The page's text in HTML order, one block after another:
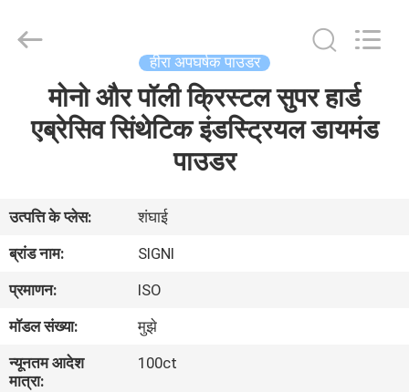
हमारे
बारे
में
कारखाना
भ्रमण
आपूर्तिकर्ता.
Copyright
cuttinggrindingwheel.com.
Reserved.
हीरा अपघर्षक पाउडर
मोनो और पॉली क्रिस्टल सुपर हार्ड
एब्रेसिव सिंथेटिक इंडस्ट्रियल डायमंड
पाउडर
उत्पत्ति के प्लेस:
शंघाई
ब्रांड नाम:
SIGNI
प्रमाणन:
ISO
मॉडल संख्या:
मुझे
न्यूनतम आदेश
मात्रा:
100ct